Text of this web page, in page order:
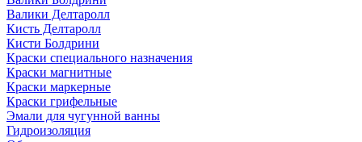
Валики Делтаролл
Кисть Делтаролл
Кисти Болдрини
Краски специального назначения
Краски магнитные
Краски маркерные
Краски грифельные
Эмали для чугунной ванны
Гидроизоляция